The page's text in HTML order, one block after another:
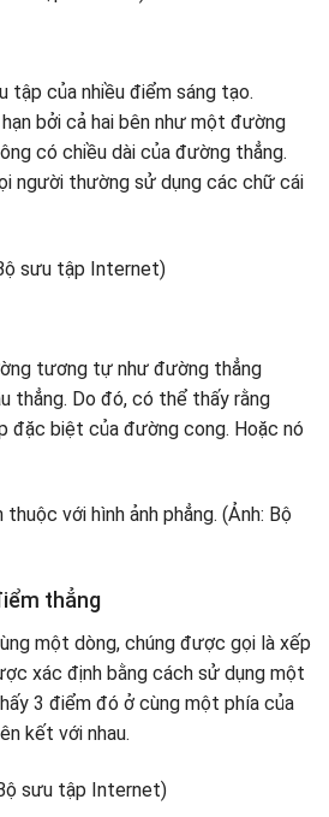
tập của nhiều điểm sáng tạo.
bởi cả hai bên như một đường
có chiều dài của đường thẳng.
người thường sử dụng các chữ cái
tương tự như đường thẳng
thẳng. Do đó, có thể thấy rằng
đặc biệt của đường cong. Hoặc nó
thẳng
một dòng, chúng được gọi là xếp
xác định bằng cách sử dụng một
3 điểm đó ở cùng một phía của
kết với nhau.